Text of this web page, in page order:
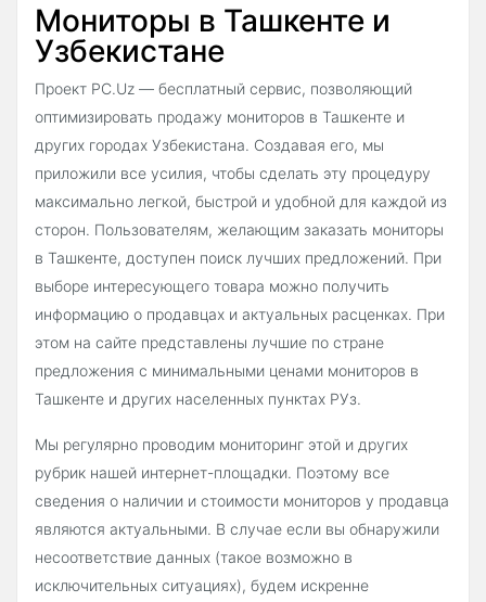
Мониторы в Ташкенте и
Узбекистане
Проект PC.Uz — бесплатный сервис, позволяющий
оптимизировать продажу мониторов в Ташкенте и
других городах Узбекистана. Создавая его, мы
приложили все усилия, чтобы сделать эту процедуру
максимально легкой, быстрой и удобной для каждой из
сторон. Пользователям, желающим заказать мониторы
в Ташкенте, доступен поиск лучших предложений. При
выборе интересующего товара можно получить
информацию о продавцах и актуальных расценках. При
этом на сайте представлены лучшие по стране
предложения с минимальными ценами мониторов в
Ташкенте и других населенных пунктах РУз.
Мы регулярно проводим мониторинг этой и других
рубрик нашей интернет-площадки. Поэтому все
сведения о наличии и стоимости мониторов у продавца
являются актуальными. В случае если вы обнаружили
несоответствие данных (такое возможно в
исключительных ситуациях), будем искренне